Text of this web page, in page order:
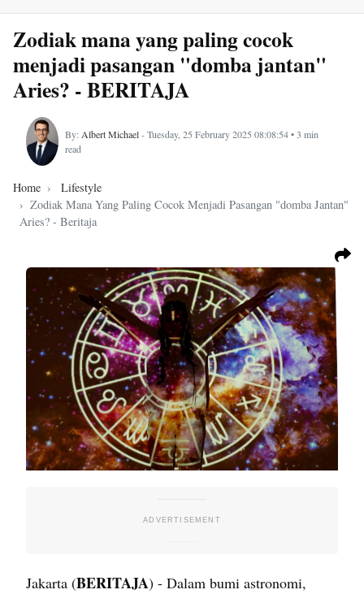
Zodiak mana yang paling cocok
menjadi pasangan "domba jantan"
Aries? - BERITAJA
By: Albert Michael- Tuesday, 25 February 2025 08:08:54 • 3 min
read
Home
Lifestyle
Zodiak Mana Yang Paling Cocok Menjadi Pasangan "domba Jantan"
Aries? - Beritaja
Jakarta (BERITAJA) - Dalam bumi astronomi,